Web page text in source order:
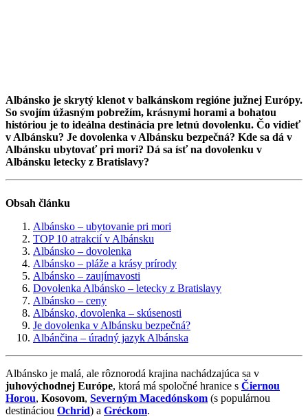
Albánsko je skrytý klenot v balkánskom regióne južnej Európy.
So svojím úžasným pobrežím, krásnymi horami a bohatou
históriou je to ideálna destinácia pre letnú dovolenku. Čo vidieť
v Albánsku? Je dovolenka v Albánsku bezpečná? Kde sa dá v
Albánsku ubytovať pri mori? Dá sa ísť na dovolenku v
Albánsku letecky z Bratislavy?
Obsah článku
Albánsko – ubytovanie pri mori
TOP 10 atrakcií v Albánsku
Albánsko – dovolenka
Albánsko – pláže a krásy prírody
Albánsko – zaujímavosti
Dovolenka Albánsko – letecky z Bratislavy
Albánsko – ceny
Albánsko, dovolenka – skúsenosti
Je dovolenka v Albánsku bezpečná?
Albánčina – úradný jazyk Albánska
Albánsko je malá, ale rôznorodá krajina nachádzajúca sa v
juhovýchodnej Európe, ktorá má spoločné hranice s Čiernou
Horou, Kosovom, Severným Macedónskom (s populárnou
destináciou Ochrid) a Gréckom.